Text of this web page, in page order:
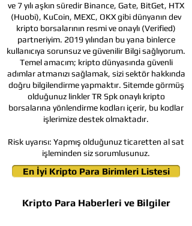
Kripto Para Haberleri ve Bilgiler
En İyi Kripto Para Birimleri Listesi
ve 7 yılı aşkın süredir Binance, Gate, BitGet, HTX
(Huobi), KuCoin, MEXC, OKX gibi dünyanın dev
kripto borsalarının resmi ve onaylı (Verified)
partneriyim. 2019 yılından bu yana binlerce
kullanıcıya sorunsuz ve güvenilir Bilgi sağlıyorum.
Temel amacım; kripto dünyasında güvenli
adımlar atmanızı sağlamak, sizi sektör hakkında
doğru bilgilendirme yapmaktır. Sitemde görmüş
olduğunuz linkler TR Spk onaylı kripto
borsalarına yönlendirme kodları içerir, bu kodlar
işlerimize destek olmaktadır.
Risk uyarısı: Yapmış olduğunuz ticaretten al sat
işleminden siz sorumlusunuz.